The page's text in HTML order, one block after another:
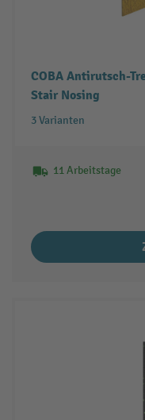
COBA Antirutsch-
Stair Nosing
3 Varianten
11 Arbeitstage